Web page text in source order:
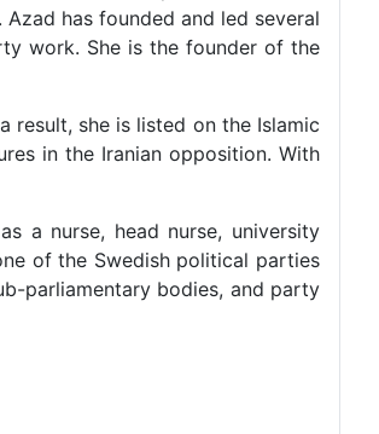
has founded and led several
work. She is the founder of the
result, she is listed on the Islamic
in the Iranian opposition. With
a nurse, head nurse, university
of the Swedish political parties
parliamentary bodies, and party